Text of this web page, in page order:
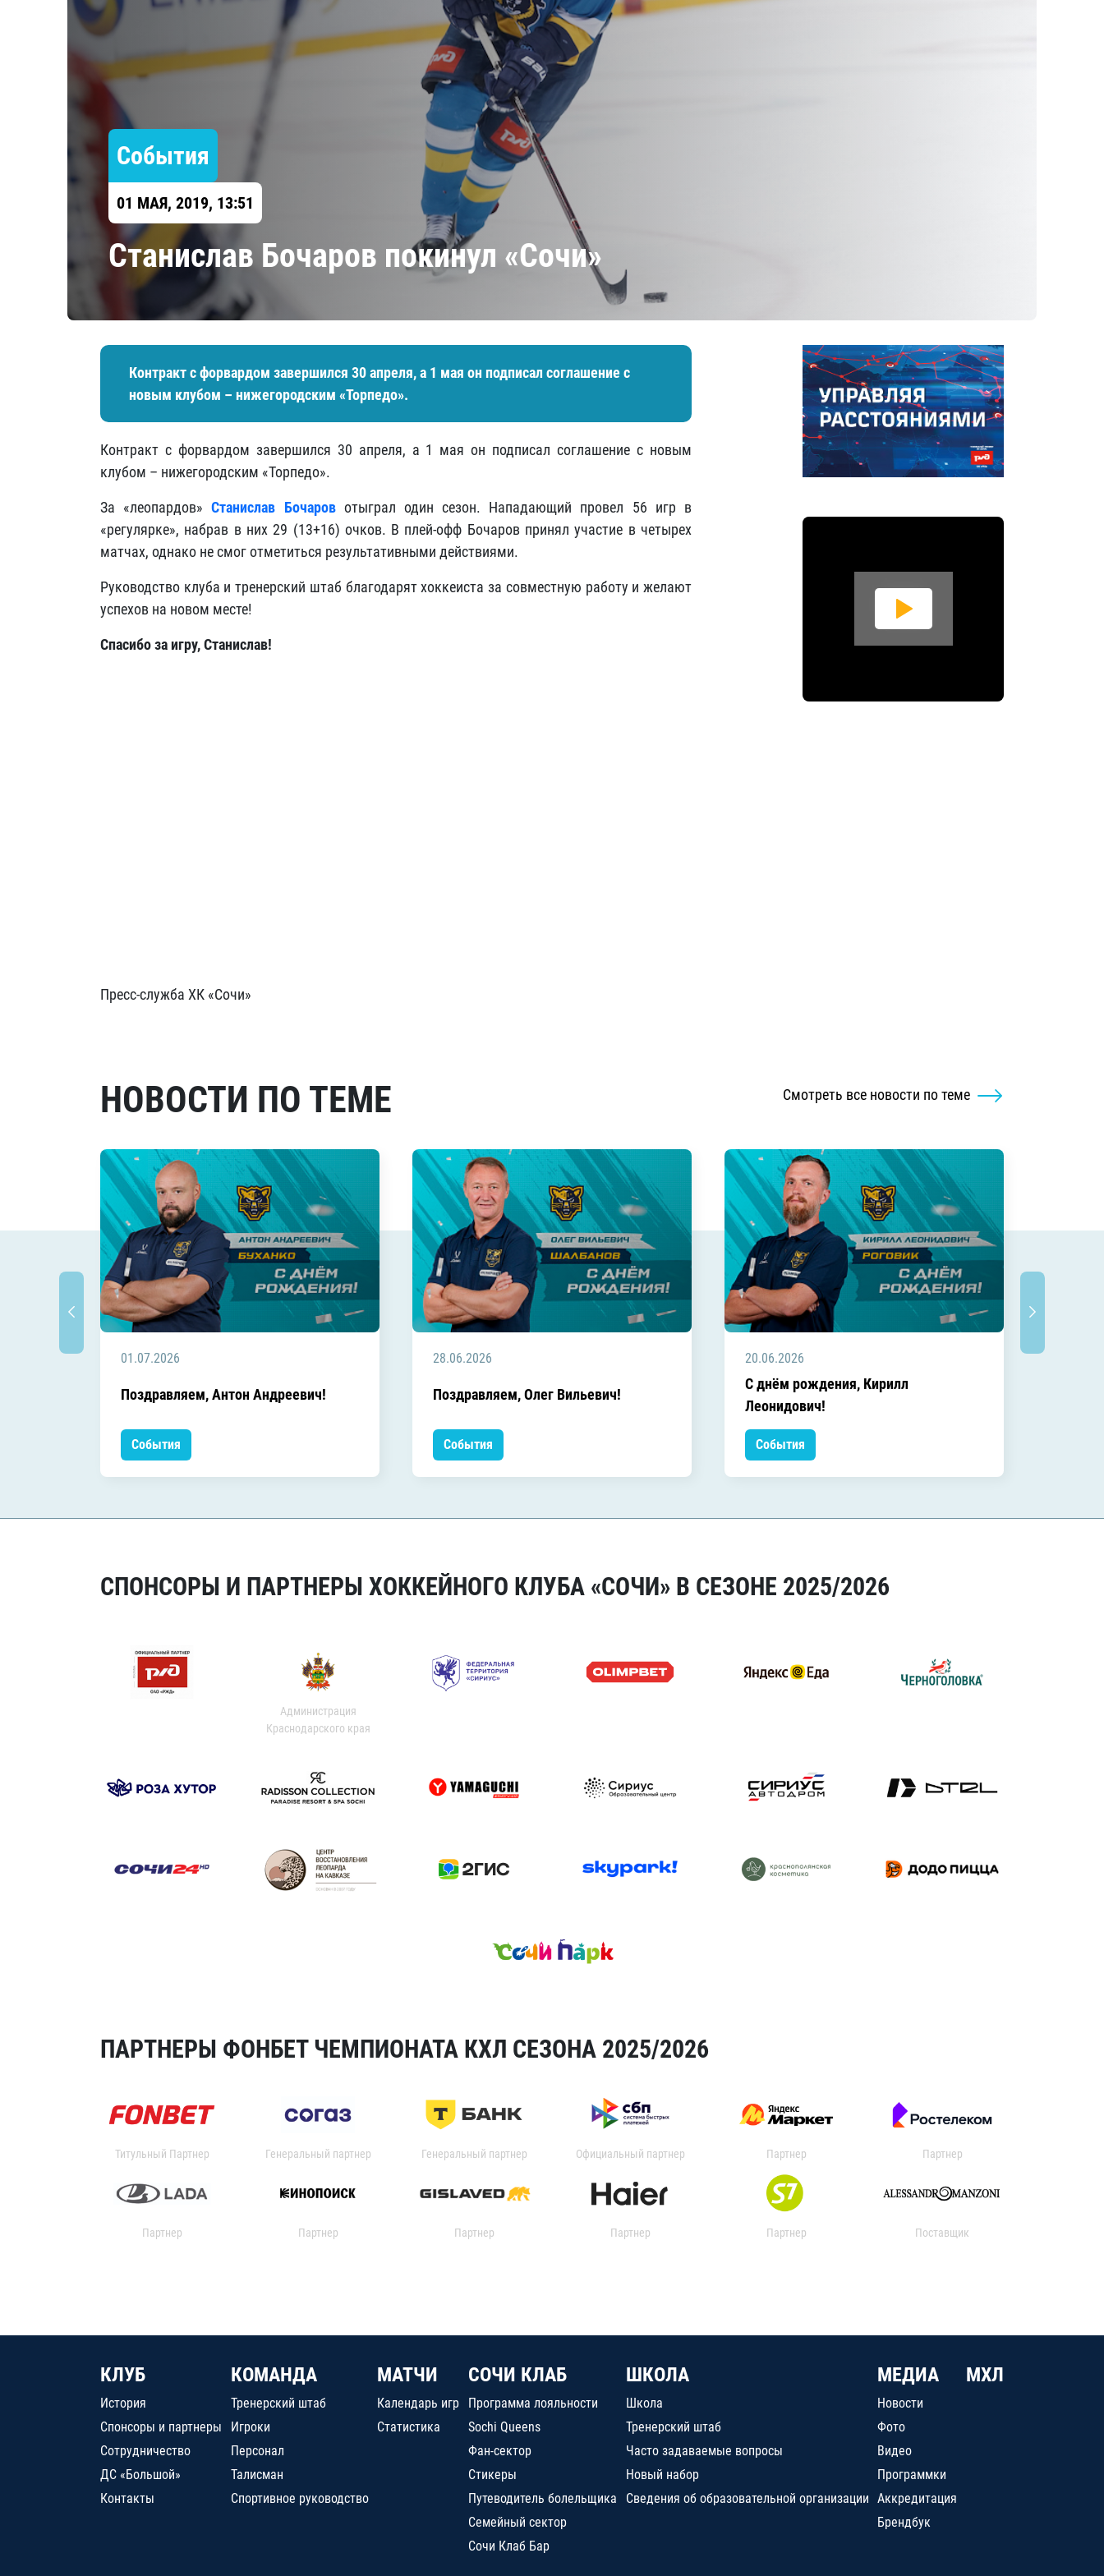
ЦСКА
Амур
Барыс
Салават Юлаев
Сибирь
События
01 МАЯ, 2019, 13:51
​Станислав Бочаров покинул «Сочи»
Контракт с форвардом завершился 30 апреля, а 1 мая он подписал соглашение с
новым клубом – нижегородским «Торпедо».
Контракт с форвардом завершился 30 апреля, а 1 мая он подписал соглашение с новым
клубом – нижегородским «Торпедо».
За «леопардов»Станислав Бочаровотыграл один сезон. Нападающий провел 56 игр в
«регулярке», набрав в них 29 (13+16) очков. В плей-офф Бочаров принял участие в четырех
матчах, однако не смог отметиться результативными действиями.
Руководство клуба и тренерский штаб благодарят хоккеиста за совместную работу и желают
успехов на новом месте!
Спасибо за игру, Станислав!
Пресс-служба ХК «Сочи»
НОВОСТИ ПО ТЕМЕ Смотреть все новости по теме
01.07.2026
Поздравляем, Антон Андреевич!
События
28.06.2026
Поздравляем, Олег Вильевич!
События
20.06.2026
C днём рождения, Кирилл
Леонидович!
События
СПОНСОРЫ И ПАРТНЕРЫ ХОККЕЙНОГО КЛУБА «СОЧИ» В СЕЗОНЕ 2025/2026
Администрация
Краснодарского края
ПАРТНЕРЫ ФОНБЕТ ЧЕМПИОНАТА КХЛ СЕЗОНА 2025/2026
Титульный Партнер Генеральный партнер Генеральный партнер Официальный партнер Партнер Партнер
Партнер Партнер Партнер Партнер Партнер Поставщик
КЛУБ
История
Спонсоры и партнеры
Сотрудничество
ДС «Большой»
Контакты
КОМАНДА
Тренерский штаб
Игроки
Персонал
Талисман
Спортивное руководство
МАТЧИ
Календарь игр
Статистика
СОЧИ КЛАБ
Программа лояльности
Sochi Queens
Фан-сектор
Стикеры
Путеводитель болельщика
Семейный сектор
Сочи Клаб Бар
ШКОЛА
Школа
Тренерский штаб
Часто задаваемые вопросы
Новый набор
Сведения об образовательной организации
МЕДИА
Новости
Фото
Видео
Программки
Аккредитация
Брендбук
МХЛ